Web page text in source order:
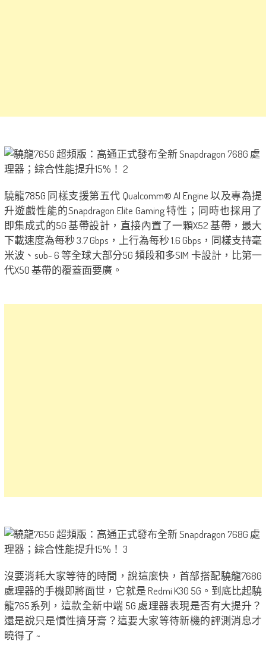
驍龍785G 同樣支援第五代 Qualcomm® AI Engine 以及專為提
升遊戲性能的Snapdragon Elite Gaming 特性；同時也採用了
即集成式的5G 基帶設計，直接內置了一顆X52 基帶，最大
下載速度為每秒 3.7 Gbps，上行為每秒 1.6 Gbps，同樣支持毫
米波、sub- 6 等全球大部分5G 頻段和多SIM 卡設計，比第一
代X50 基帶的覆蓋面要廣。
沒要消耗大家等待的時間，說這麼快，首部搭配驍龍768G
處理器的手機即將面世，它就是 Redmi K30 5G。到底比起驍
龍765系列，這款全新中端 5G 處理器表現是否有大提升？
還是說只是慣性擠牙膏？這要大家等待新機的評測消息才
曉得了 ~